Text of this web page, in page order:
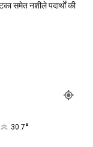
समेत नशीले पदार्थों की
30.7°